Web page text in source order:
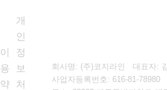
이
용
약
개
인
정
보
처
회사명: (주)코지라인 대표자:
사업자등록번호: 616-81-78980